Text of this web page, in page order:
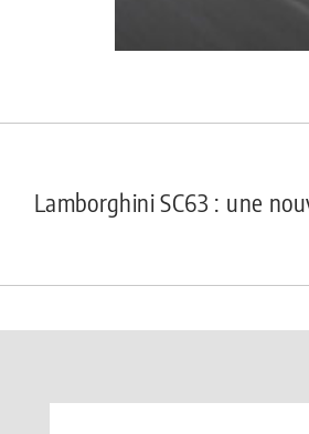
Lamborghini SC63 : une